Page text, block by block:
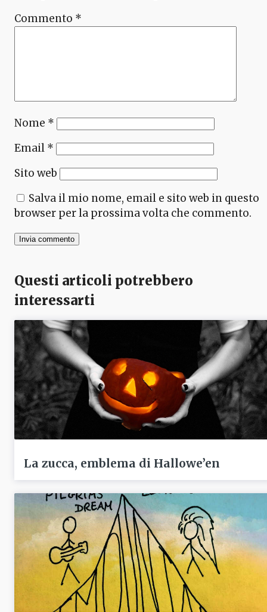
Commento *
Nome *
Email *
Sito web
Salva il mio nome, email e sito web in questo
browser per la prossima volta che commento.
Questi articoli potrebbero
interessarti
La zucca, emblema di Hallowe’en